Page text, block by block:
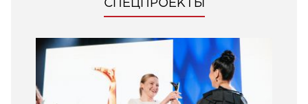
СПЕЦПРОЕКТЫ